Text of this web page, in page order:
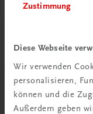
Zustimmung
Diese Webseite
Wir verwenden
personalisieren,
können und die
Außerdem geben
Herzlich